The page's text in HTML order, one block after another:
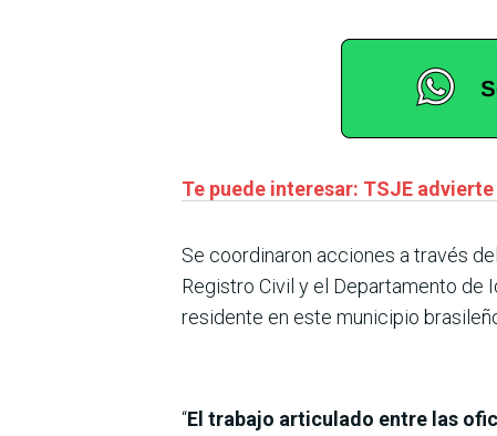
Te puede interesar: TSJE
Se coordinaron acciones a través del
Registro Civil y el Departamento de
residente en este municipio
“El trabajo articulado entre las